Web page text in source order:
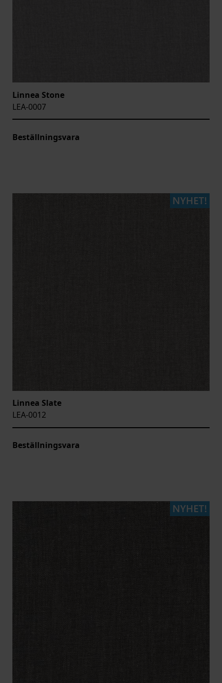
Linnea Stone
LEA-0007
Beställningsvara
Linnea Slate
LEA-0012
Beställningsvara